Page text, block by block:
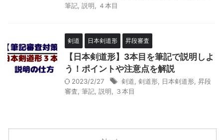
筆記 説明 ４本目
剣道 日本剣道形 昇段審査
【日本剣道形】3本目を筆記で説明しよ
う！ポイントや注意点を解説
2023/2/27 剣道 剣道形 日本剣道形 昇段
審査 筆記 説明 ３本目